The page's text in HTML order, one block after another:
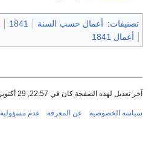
تصنيفات: أعمال حسب السنة 1841
أعمال 1841
آخر تعديل لهذه الصفحة كان في 22:57, 29 أكتوبر 2013.
سياسة الخصوصية عن المعرفة عدم مسؤولية